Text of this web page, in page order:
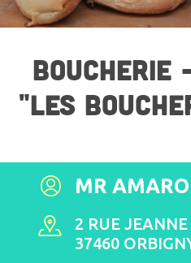
"LES
MR
2 RUE
37460